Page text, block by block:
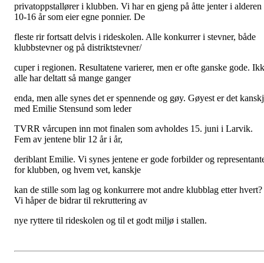
privatoppstallører i klubben. Vi har en gjeng på åtte jenter i alderen
10-16 år som eier egne ponnier. De
fleste rir fortsatt delvis i rideskolen. Alle konkurrer i stevner, både
klubbstevner og på distriktstevner/
cuper i regionen. Resultatene varierer, men er ofte ganske gode.
alle har deltatt så mange ganger
enda, men alle synes det er spennende og gøy. Gøyest er det
med Emilie Stensund som leder
TVRR vårcupen inn mot finalen som avholdes 15. juni i Larvik.
Fem av jentene blir 12 år i år,
deriblant Emilie. Vi synes jentene er gode forbilder og
for klubben, og hvem vet, kanskje
kan de stille som lag og konkurrere mot andre klubblag etter hvert?
Vi håper de bidrar til rekruttering av
nye ryttere til rideskolen og til et godt miljø i stallen.